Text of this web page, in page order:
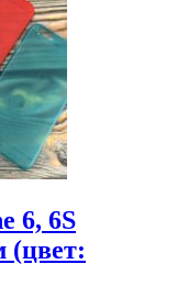
6, 6S
(цвет: